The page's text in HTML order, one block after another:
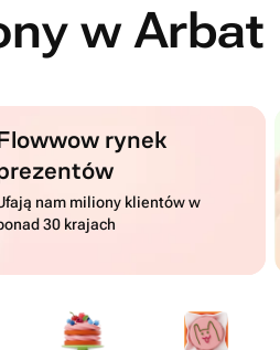
w Arbat
rynek
nam miliony klientów w
30 krajach